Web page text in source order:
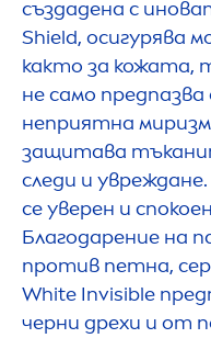
създадена с
Shield, осигурява
както за кожата,
не само
неприятна
защитава
следи и
се уверен и
Благодарение на
против петна,
White Invisible
черни дрехи и от